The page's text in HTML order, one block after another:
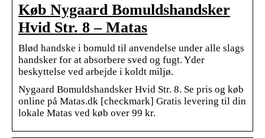
Køb Nygaard Bomuldshandsker
Hvid Str. 8 – Matas
Blød handske i bomuld til anvendelse under alle slags
handsker for at absorbere sved og fugt. Yder
beskyttelse ved arbejde i koldt miljø.
Nygaard Bomuldshandsker Hvid Str. 8. Se pris og køb
online på Matas.dk [checkmark] Gratis levering til din
lokale Matas ved køb over 99 kr.